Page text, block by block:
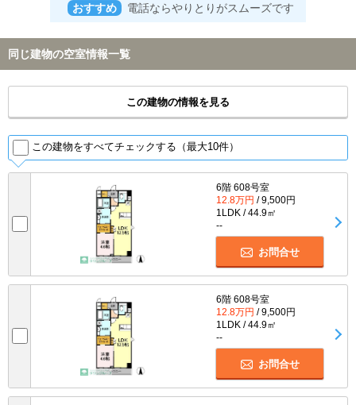
おすすめ 電話ならやりとりがスムーズです
同じ建物の空室情報一覧
この建物の情報を見る
この建物をすべてチェックする（最大10件）
6階 608号室
12.8万円 / 9,500円
1LDK / 44.9㎡
--
お問合せ
6階 608号室
12.8万円 / 9,500円
1LDK / 44.9㎡
--
お問合せ